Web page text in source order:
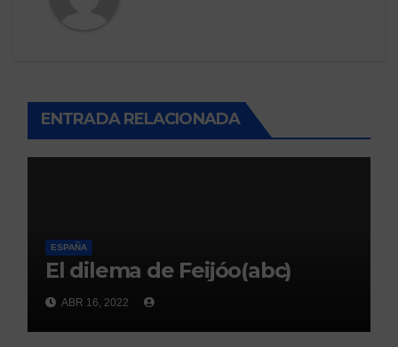
ENTRADA RELACIONADA
ESPAÑA
El dilema de Feijóo(abc)
ABR 16, 2022